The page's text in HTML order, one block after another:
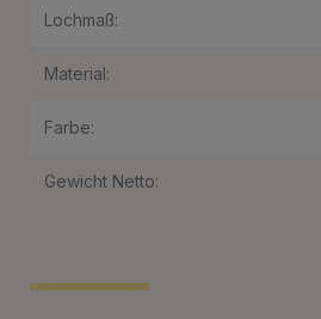
Lochmaß:
Material:
Farbe:
Gewicht Netto: